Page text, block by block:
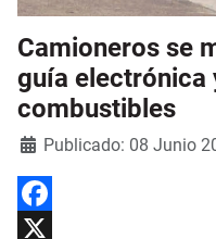
Camioneros se
guía electrónica
combustibles
DetallesPublicado: 08 Junio
Facebook